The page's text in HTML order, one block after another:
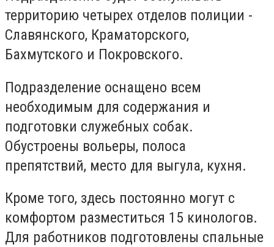
территорию четырех отделов полиции -
Славянского, Краматорского,
Бахмутского и Покровского.
Подразделение оснащено всем
необходимым для содержания и
подготовки служебных собак.
Обустроены вольеры, полоса
препятствий, место для выгула, кухня.
Кроме того, здесь постоянно могут с
комфортом разместиться 15 кинологов.
Для работников подготовлены спальные